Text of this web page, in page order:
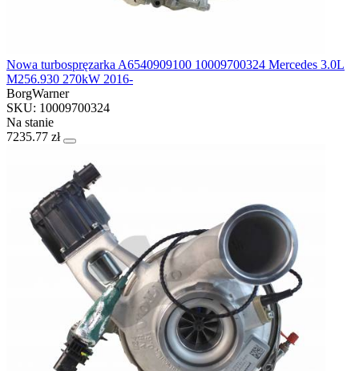
Nowa turbospręzarka A6540909100 10009700324 Mercedes 3.0L
M256.930 270kW 2016-
BorgWarner
SKU: 10009700324
Na stanie
7235.77 zł